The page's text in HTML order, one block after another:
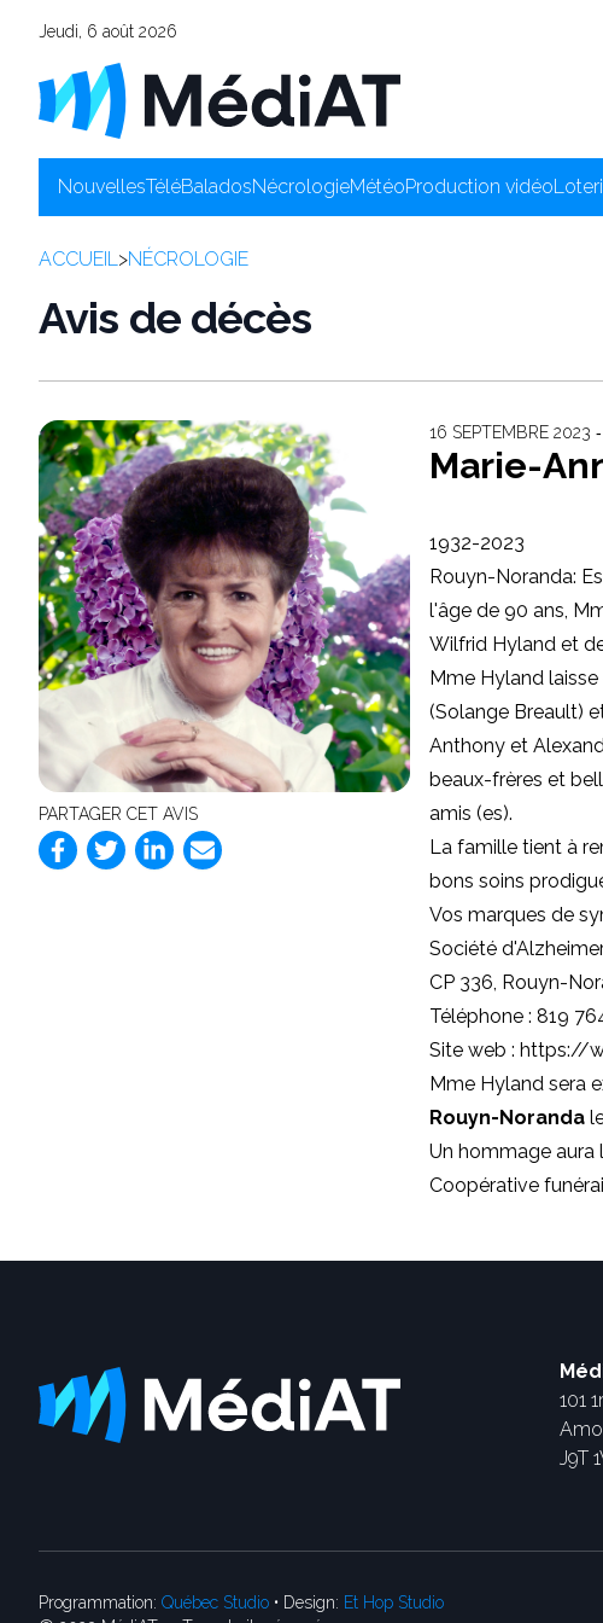
Jeudi, 6 août 2026
NouvellesTéléBaladosNécrologieMétéoProduction vidéo
ACCUEIL>NÉCROLOGIE
Avis de décès
PARTAGER CET AVIS
16 SEPTEMBRE 2023
Marie-
1932-2023
Rouyn-Noranda:
l'âge de 90 ans,
Wilfrid Hyland et
Mme Hyland laisse
(Solange Breault)
Anthony et
beaux-frères et
amis (es).
La famille tient à
bons soins
Vos marques de
Société
CP 336, Rouyn-
Téléphone : 819
Site web : https://
Mme Hyland sera
Rouyn-Noranda
Un hommage aura
Coopérative
101
J9T
Programmation: Québec Studio • Design: Et Hop Studio